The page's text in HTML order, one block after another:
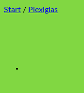
Start / Plexiglas